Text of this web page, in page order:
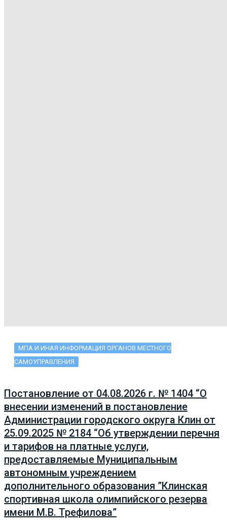
МПА И ИНАЯ ИНФОРМАЦИЯ ОРГАНОВ МЕСТНОГО
САМОУПРАВЛЕНИЯ
Постановление от 04.08.2026 г. № 1404 “О
внесении изменений в постановление
Администрации городского округа Клин от
25.09.2025 № 2184 “Об утверждении перечня
и тарифов на платные услуги,
предоставляемые Муниципальным
автономным учреждением
дополнительного образования ”Клинская
спортивная школа олимпийского резерва
имени М.В. Трефилова”